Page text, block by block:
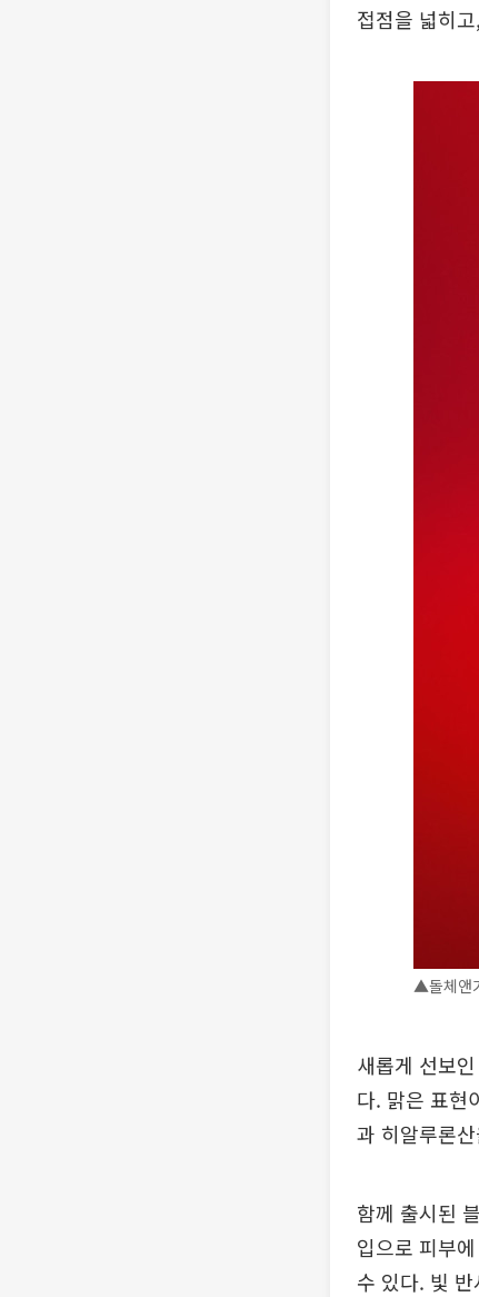
접점을 넓히
▲돌체앤
새롭게 선보
다. 맑은 표현
과 히알루론
함께 출시된
입으로 피부
수 있다. 빛